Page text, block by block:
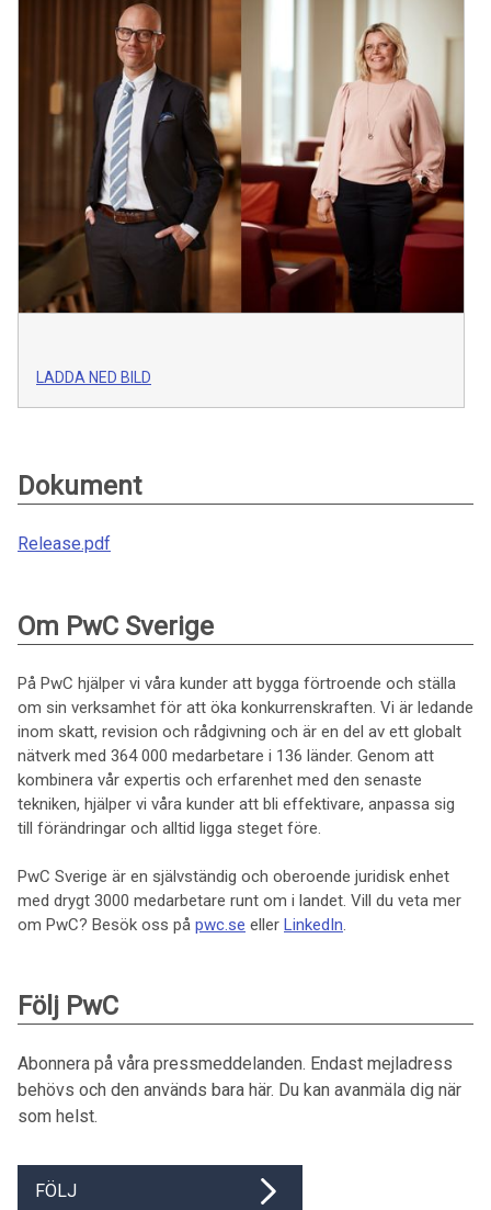
LADDA NED BILD
Dokument
Release.pdf
Om PwC Sverige
På PwC hjälper vi våra kunder att bygga förtroende och ställa
om sin verksamhet för att öka konkurrenskraften. Vi är ledande
inom skatt, revision och rådgivning och är en del av ett globalt
nätverk med 364 000 medarbetare i 136 länder. Genom att
kombinera vår expertis och erfarenhet med den senaste
tekniken, hjälper vi våra kunder att bli effektivare, anpassa sig
till förändringar och alltid ligga steget före.
PwC Sverige är en självständig och oberoende juridisk enhet
med drygt 3000 medarbetare runt om i landet. Vill du veta mer
om PwC? Besök oss på pwc.se eller LinkedIn
Följ PwC
Abonnera på våra pressmeddelanden. Endast mejladress
behövs och den används bara här. Du kan avanmäla dig när
som helst.
FÖLJ